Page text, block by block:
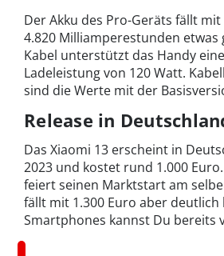
Der Akku des Pro-Geräts fällt
4.820 Milliamperestunden etwas
Kabel unterstützt das Handy
Ladeleistung von 120 Watt.
sind die Werte mit der
Release in
Das Xiaomi 13 erscheint in
2023 und kostet rund 1.000
feiert seinen Marktstart am
fällt mit 1.300 Euro aber deutlich
Smartphones kannst Du bereits